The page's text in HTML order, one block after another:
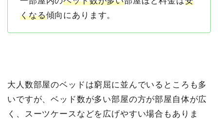
くなる傾向にあります。
大人数部屋のベッドは窮屈に並んでいるところも多
いですが、ベッド数が多い部屋の方が部屋自体が広
く、スーツケースなどを広げやすい場合もありま